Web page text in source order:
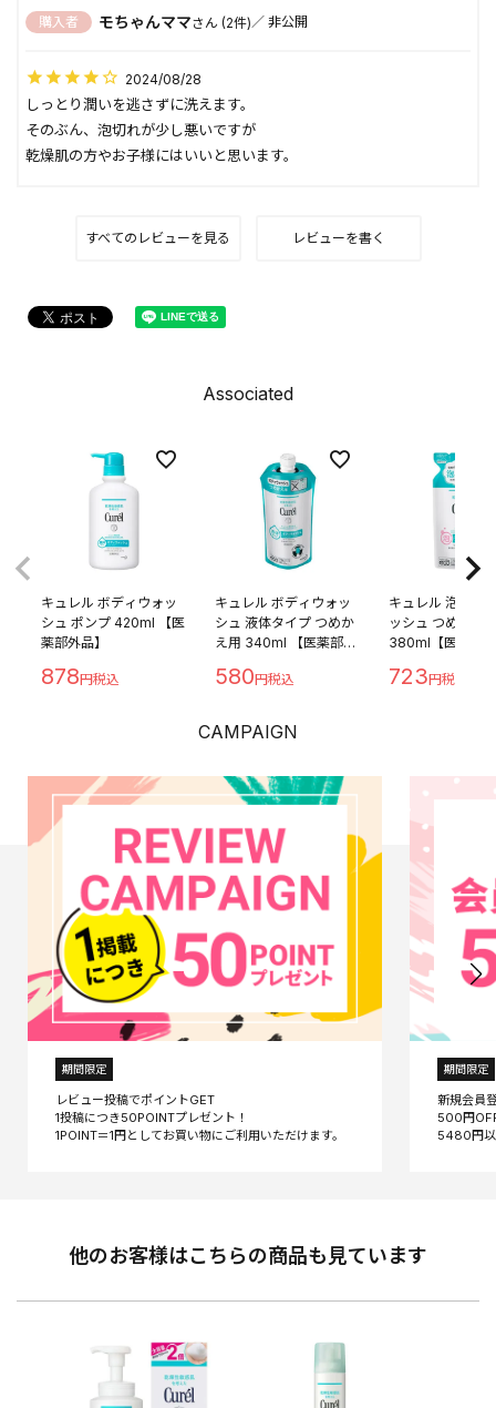
モちゃんママ 2
購入者 非公開
2024/08/28
しっとり潤いを逃さずに洗えます。
そのぶん、泡切れが少し悪いですが
乾燥肌の方やお子様にはいいと思います。
すべてのレビューを見る レビューを書く
Associated
キュレル ボディウォッ
シュ ポンプ 420ml 【医
薬部外品】
878
キュレル ボディウォッ
シュ 液体タイプ つめか
え用 340ml 【医薬部外
580
キュレル 泡ボデ
ッシュ つめかえ
380ml【医薬部
723
CAMPAIGN
期間限定
レビュー投稿でポイントGET
1投稿につき50POINTプレゼント！
期間限定
新規会員
500円
他のお客様はこちらの商品も見ています